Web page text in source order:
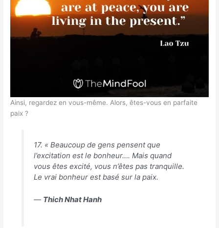
Ainsi, regardez en vous-même. Alors, êtes-vous en parfaite
paix ?
17. « Beaucoup de gens pensent que
l’excitation est le bonheur…. Mais quand
vous êtes excité, vous n’êtes pas tranquille.
Le vrai bonheur est basé sur la paix.
― Thich Nhat Hanh